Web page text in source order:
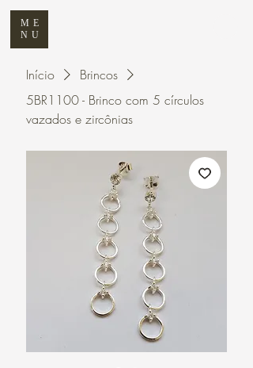
ME
NU
Início
Brincos
5BR1100 - Brinco com 5 círculos
vazados e zircônias